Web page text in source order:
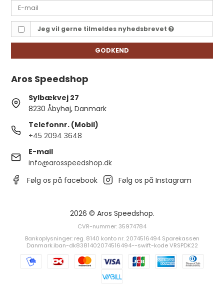
Jeg vil gerne tilmeldes nyhedsbrevet
GODKEND
Aros Speedshop
Sylbækvej 27
8230 Åbyhøj, Danmark
Telefonnr. (Mobil)
+45 2094 3648
E-mail
info@arosspeedshop.dk
Følg os på facebook
Følg os på Instagram
2026 © Aros Speedshop.
CVR-nummer: 35974784
Bankoplysninger: reg. 8140 konto nr. 2074516494 Sparekassen
Danmark.iban-dk8381402074516494--swift-kode VRSPDK22